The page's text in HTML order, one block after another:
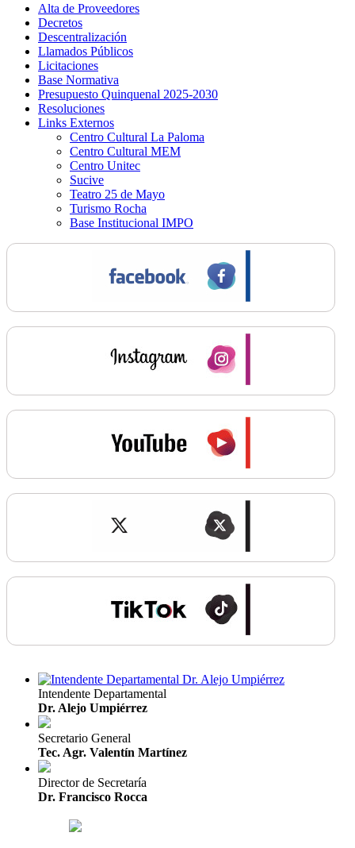
Alta de Proveedores
Decretos
Descentralización
Llamados Públicos
Licitaciones
Base Normativa
Presupuesto Quinquenal 2025-2030
Resoluciones
Links Externos
Centro Cultural La Paloma
Centro Cultural MEM
Centro Unitec
Sucive
Teatro 25 de Mayo
Turismo Rocha
Base Institucional IMPO
Intendente Departamental
Dr. Alejo Umpiérrez
Secretario General
Tec. Agr. Valentín Martínez
Director de Secretaría
Dr. Francisco Rocca